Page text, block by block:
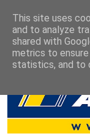
This site uses
and to analyze
shared with
metrics to
statistics, and to